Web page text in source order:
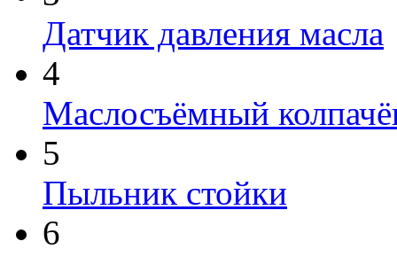
Датчик давления масла
4
Маслосъёмный
5
Пыльник стойки
6